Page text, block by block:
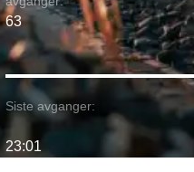
63
Siste avganger:
23:01